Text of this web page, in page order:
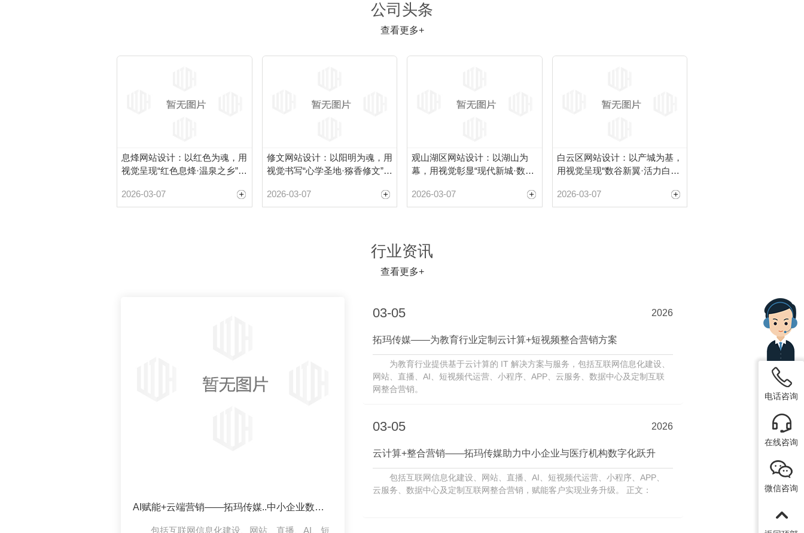
公司头条
查看更多+
息烽网站设计：以红色为魂，用
视觉呈现“红色息烽·温泉之乡”品
2026-03-07
修文网站设计：以阳明为魂，用
视觉书写“心学圣地·猕香修文”品
2026-03-07
观山湖区网站设计：以湖山为
幕，用视觉彰显“现代新城·数谷
2026-03-07
白云区网站设计：以产城为基，
用视觉呈现“数谷新翼·活力白
2026-03-07
行业资讯
查看更多+
AI赋能+云端营销——拓玛传媒..中小企业数字化新潮流
包括互联网信息化建设、网站、直播、AI、短
03-05 2026
拓玛传媒——为教育行业定制云计算+短视频整合营销方案
为教育行业提供基于云计算的 IT 解决方案与服务，包括互联网信息化建设、
网站、直播、AI、短视频代运营、小程序、APP、云服务、数据中心及定制互联
网整合营销。
03-05 2026
云计算+整合营销——拓玛传媒助力中小企业与医疗机构数字化跃升
包括互联网信息化建设、网站、直播、AI、短视频代运营、小程序、APP、
云服务、数据中心及定制互联网整合营销，赋能客户实现业务升级。 正文：
电话咨询
在线咨询
微信咨询